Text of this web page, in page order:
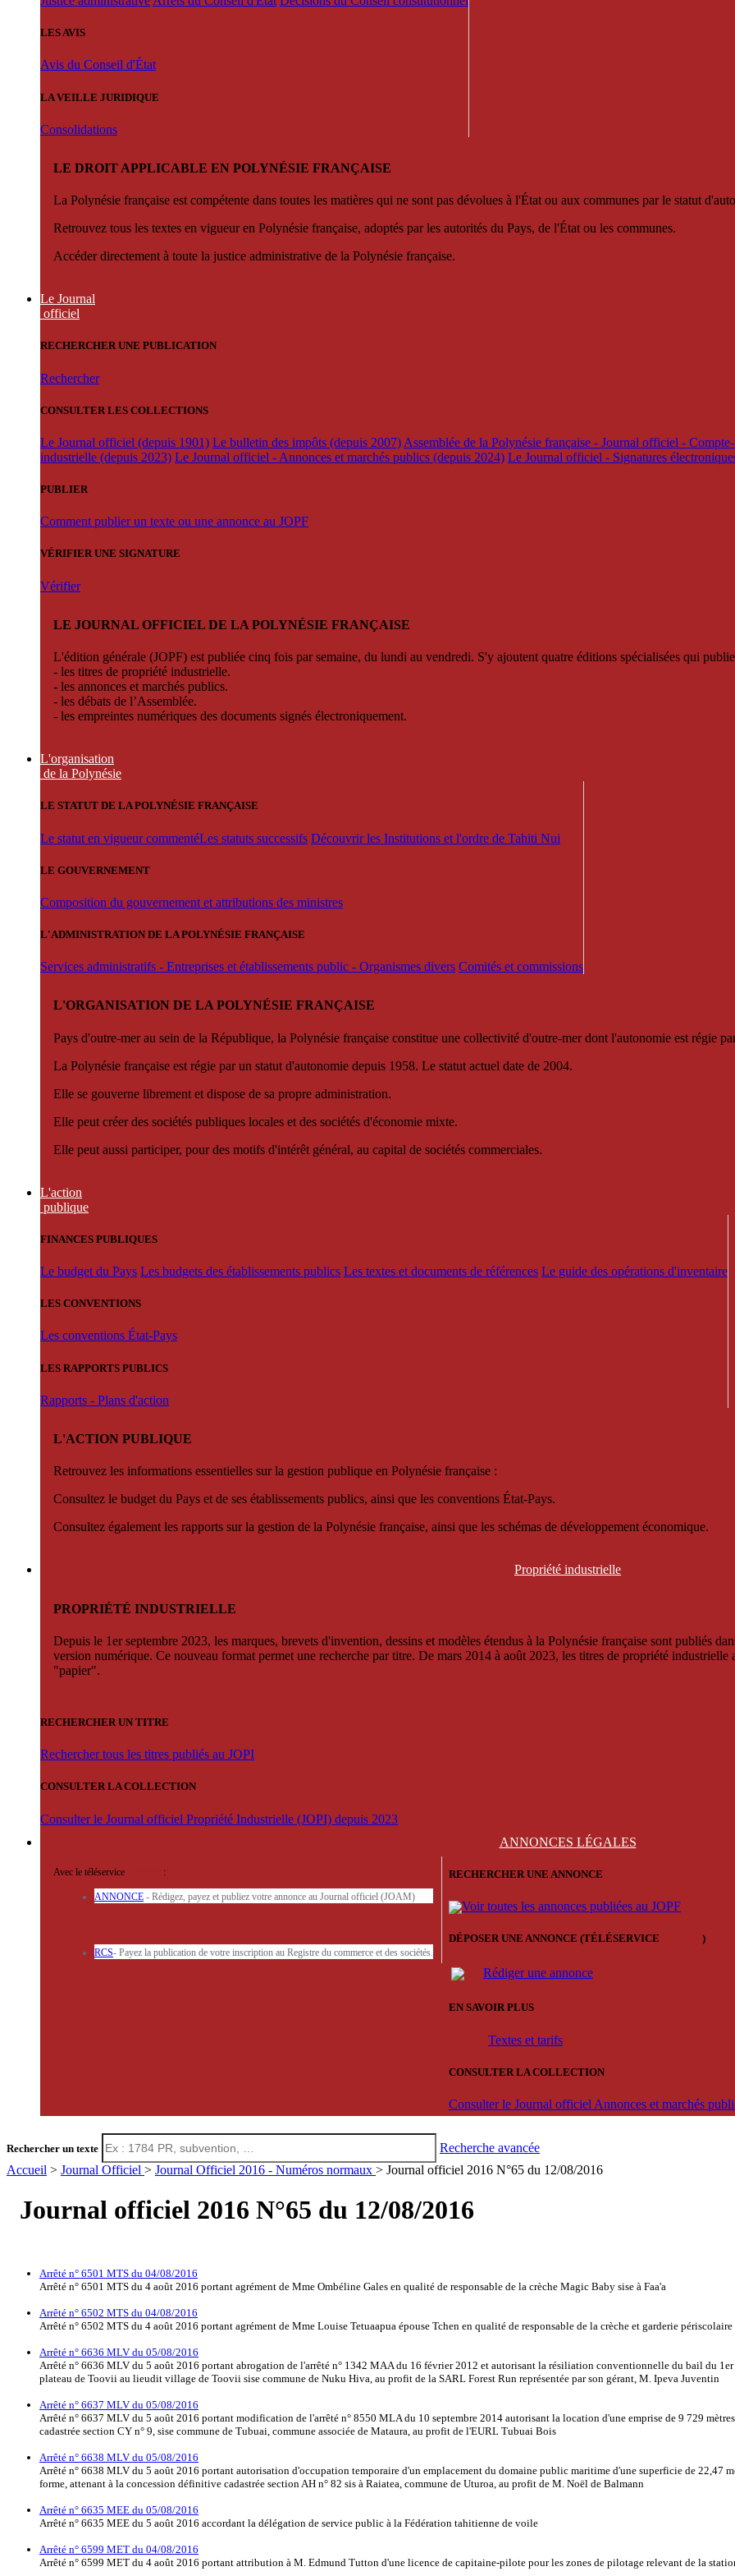
LES AVIS
Avis du Conseil d'État
LA VEILLE JURIDIQUE
Consolidations
LE DROIT APPLICABLE EN POLYNÉSIE FRANÇAISE
La Polynésie française est compétente dans toutes les matières qui ne sont pas dévolues à l'État ou aux communes par le statut
Retrouvez tous les textes en vigueur en Polynésie française, adoptés par les autorités du Pays, de l'État ou les communes.
Accéder directement à toute la justice administrative de la Polynésie française.
Le Journal
officiel
RECHERCHER UNE PUBLICATION
Rechercher
CONSULTER LES COLLECTIONS
Le Journal officiel (depuis 1901) Le bulletin des impôts (depuis 2007) Assemblée de la Polynésie française - Journal officiel -
industrielle (depuis 2023) Le Journal officiel - Annonces et marchés publics (depuis 2024) Le Journal officiel - Signatures
PUBLIER
Comment publier un texte ou une annonce au JOPF
VÉRIFIER UNE SIGNATURE
Vérifier
LE JOURNAL OFFICIEL DE LA POLYNÉSIE FRANÇAISE
L'édition générale (JOPF) est publiée cinq fois par semaine, du lundi au vendredi. S'y ajoutent quatre éditions spécialisées qui
- les titres de propriété industrielle.
- les annonces et marchés publics.
- les débats de l’Assemblée.
- les empreintes numériques des documents signés électroniquement.
L'organisation
de la Polynésie
LE STATUT DE LA POLYNÉSIE FRANÇAISE
Le statut en vigueur commentéLes statuts successifs Découvrir les Institutions et l'ordre de Tahiti Nui
LE GOUVERNEMENT
Composition du gouvernement et attributions des ministres
L'ADMINISTRATION DE LA POLYNÉSIE FRANÇAISE
Services administratifs - Entreprises et établissements public - Organismes divers Comités et commissions
L'ORGANISATION DE LA POLYNÉSIE FRANÇAISE
Pays d'outre-mer au sein de la République, la Polynésie française constitue une collectivité d'outre-mer dont l'autonomie est régie
La Polynésie française est régie par un statut d'autonomie depuis 1958. Le statut actuel date de 2004.
Elle se gouverne librement et dispose de sa propre administration.
Elle peut créer des sociétés publiques locales et des sociétés d'économie mixte.
Elle peut aussi participer, pour des motifs d'intérêt général, au capital de sociétés commerciales.
L'action
publique
FINANCES PUBLIQUES
Le budget du Pays Les budgets des établissements publics Les textes et documents de références Le guide des opérations d'inventaire
LES CONVENTIONS
Les conventions État-Pays
LES RAPPORTS PUBLICS
Rapports - Plans d'action
L'ACTION PUBLIQUE
Retrouvez les informations essentielles sur la gestion publique en Polynésie française :
Consultez le budget du Pays et de ses établissements publics, ainsi que les conventions État-Pays.
Consultez également les rapports sur la gestion de la Polynésie française, ainsi que les schémas de développement économique.
Propriété industrielle
PROPRIÉTÉ INDUSTRIELLE
Depuis le 1er septembre 2023, les marques, brevets d'invention, dessins et modèles étendus à la Polynésie française sont publiés
version numérique. Ce nouveau format permet une recherche par titre. De mars 2014 à août 2023, les titres de propriété
"papier".
RECHERCHER UN TITRE
Rechercher tous les titres publiés au JOPI
CONSULTER LA COLLECTION
Consulter le Journal officiel Propriété Industrielle (JOPI) depuis 2023
ANNONCES LÉGALES
Avec le téléservice :
ANNONCE - Rédigez, payez et publiez votre annonce au Journal officiel (JOAM)
RCS- Payez la publication de votre inscription au Registre du commerce et des sociétés.
RECHERCHER UNE ANNONCE
Voir toutes les annonces publiées au JOPF
DÉPOSER UNE ANNONCE (TÉLÉSERVICE )
Rédiger une annonce
EN SAVOIR PLUS
Textes et tarifs
CONSULTER LA COLLECTION
Consulter le Journal officiel Annonces et marchés
Rechercher un texte
Recherche avancée
Accueil > Journal Officiel > Journal Officiel 2016 - Numéros normaux > Journal officiel 2016 N°65 du 12/08/2016
Journal officiel 2016 N°65 du 12/08/2016
Arrêté n° 6501 MTS du 04/08/2016
Arrêté n° 6501 MTS du 4 août 2016 portant agrément de Mme Ombéline Gales en qualité de responsable de la crèche Magic Baby sise à Faa'a
Arrêté n° 6502 MTS du 04/08/2016
Arrêté n° 6502 MTS du 4 août 2016 portant agrément de Mme Louise Tetuaapua épouse Tchen en qualité de responsable de la crèche et garderie
Arrêté n° 6636 MLV du 05/08/2016
Arrêté n° 6636 MLV du 5 août 2016 portant abrogation de l'arrêté n° 1342 MAA du 16 février 2012 et autorisant la résiliation conventionnelle du bail du
plateau de Toovii au lieudit village de Toovii sise commune de Nuku Hiva, au profit de la SARL Forest Run représentée par son gérant, M. Ipeva Juventin
Arrêté n° 6637 MLV du 05/08/2016
Arrêté n° 6637 MLV du 5 août 2016 portant modification de l'arrêté n° 8550 MLA du 10 septembre 2014 autorisant la location d'une emprise de 9 729
cadastrée section CY n° 9, sise commune de Tubuai, commune associée de Mataura, au profit de l'EURL Tubuai Bois
Arrêté n° 6638 MLV du 05/08/2016
Arrêté n° 6638 MLV du 5 août 2016 portant autorisation d'occupation temporaire d'un emplacement du domaine public maritime d'une superficie de 22,47
forme, attenant à la concession définitive cadastrée section AH n° 82 sis à Raiatea, commune de Uturoa, au profit de M. Noël de Balmann
Arrêté n° 6635 MEE du 05/08/2016
Arrêté n° 6635 MEE du 5 août 2016 accordant la délégation de service public à la Fédération tahitienne de voile
Arrêté n° 6599 MET du 04/08/2016
Arrêté n° 6599 MET du 4 août 2016 portant attribution à M. Edmund Tutton d'une licence de capitaine-pilote pour les zones de pilotage relevant de la